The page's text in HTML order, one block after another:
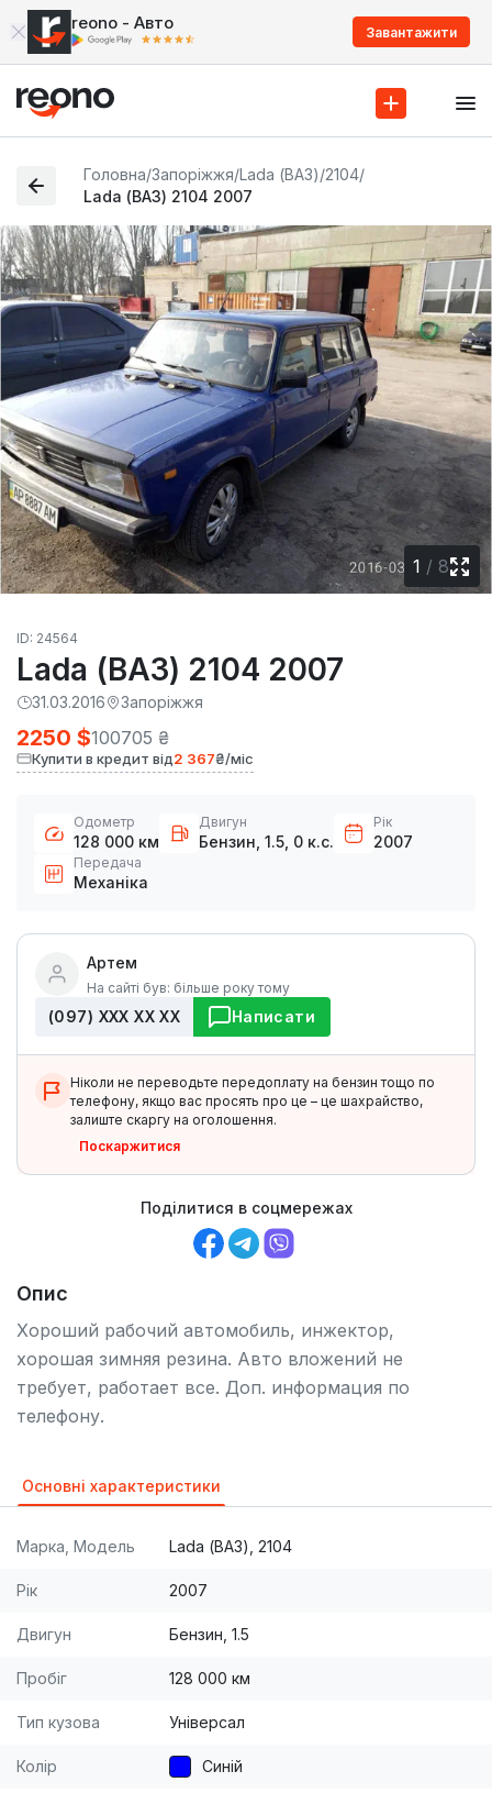
reono - Авто Завантажити
Головна/Запоріжжя/Lada (ВАЗ)/2104/
Lada (ВАЗ) 2104 2007
1 / 8
ID: 24564
Lada (ВАЗ) 2104 2007
31.03.2016 Запоріжжя
2250 $100705 ₴
Купити в кредит від2 367₴/міс
Одометр
128 000 км
Двигун
Бензин, 1.5, 0 к.с.
Рік
2007
Передача
Механіка
Артем
На сайті був: більше року тому
(097) ХХХ ХХ ХХ Написати
Ніколи не переводьте передоплату на бензин тощо по
телефону, якщо вас просять про це – це шахрайство,
залиште скаргу на оголошення.
Поскаржитися
Поділитися в соцмережах
Опис
Хороший рабочий автомобиль, инжектор,
хорошая зимняя резина. Авто вложений не
требует, работает все. Доп. информация по
телефону.
Основні характеристики
Марка, Модель Lada (ВАЗ), 2104
Рік 2007
Двигун Бензин, 1.5
Пробіг 128 000 км
Тип кузова Універсал
Колір Синій